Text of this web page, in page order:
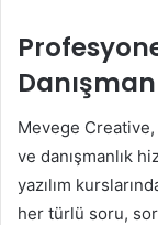
Mevege Creative,
ve danışmanlık
yazılım
her türlü soru,